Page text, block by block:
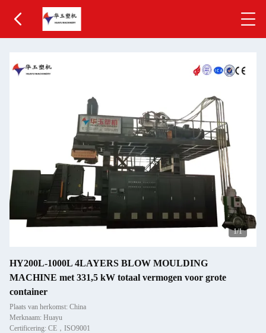
1/1
HY200L-1000L 4LAYERS BLOW MOULDING
MACHINE met 331,5 kW totaal vermogen voor grote
container
Plaats van herkomst: China
Merknaam: Huayu
Certificering: CE，ISO9001